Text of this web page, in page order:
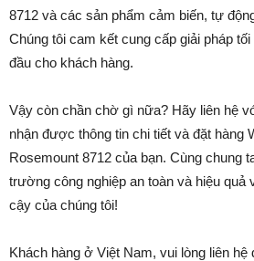
8712 và các sản phẩm cảm biến, tự
Chúng tôi cam kết cung cấp giải pháp
đầu cho khách hàng.
Vậy còn chần chờ gì nữa? Hãy liên hệ
nhận được thông tin chi tiết và đặt hàng
Rosemount 8712 của bạn. Cùng chung
trường công nghiệp an toàn và hiệu quả
cậy của chúng tôi!
Khách hàng ở Việt Nam, vui lòng liên hệ